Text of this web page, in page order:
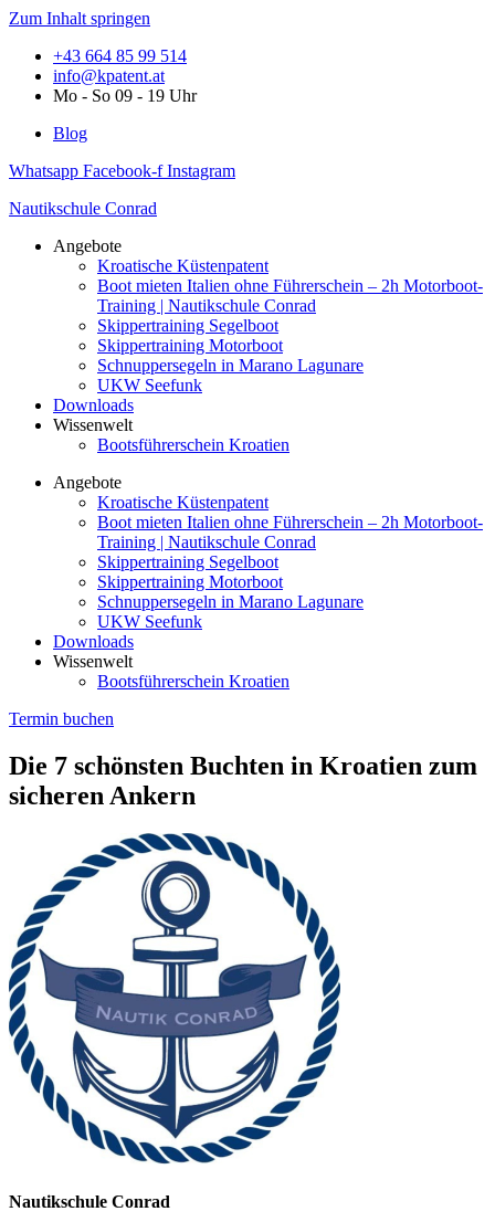
Zum Inhalt springen
+43 664 85 99 514
info@kpatent.at
Mo - So 09 - 19 Uhr
Blog
Whatsapp Facebook-f Instagram
Nautikschule Conrad
Angebote
Kroatische Küstenpatent
Boot mieten Italien ohne Führerschein – 2h Motorboot-
Training | Nautikschule Conrad
Skippertraining Segelboot
Skippertraining Motorboot
Schnuppersegeln in Marano Lagunare
UKW Seefunk
Downloads
Wissenwelt
Bootsführerschein Kroatien
Angebote
Kroatische Küstenpatent
Boot mieten Italien ohne Führerschein – 2h Motorboot-
Training | Nautikschule Conrad
Skippertraining Segelboot
Skippertraining Motorboot
Schnuppersegeln in Marano Lagunare
UKW Seefunk
Downloads
Wissenwelt
Bootsführerschein Kroatien
Termin buchen
Die 7 schönsten Buchten in Kroatien zum
sicheren Ankern
Nautikschule Conrad